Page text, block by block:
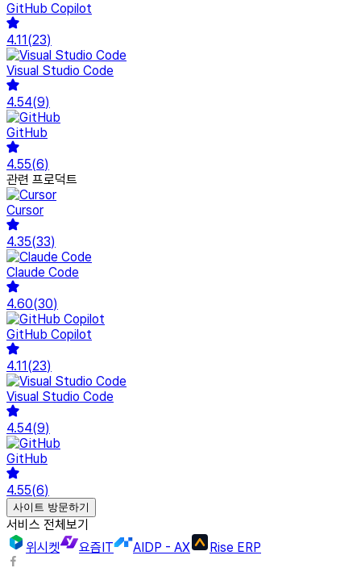
GitHub Copilot
4.11(23)
Visual Studio Code
4.54(9)
GitHub
4.55(6)
관련 프로덕트
Cursor
4.35(33)
Claude Code
4.60(30)
GitHub Copilot
4.11(23)
Visual Studio Code
4.54(9)
GitHub
4.55(6)
사이트 방문하기
서비스 전체보기
위시켓
요즘IT AIDP - AX Rise ERP